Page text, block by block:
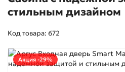
стильным дизайном
Код товара: 672
Акция -29%